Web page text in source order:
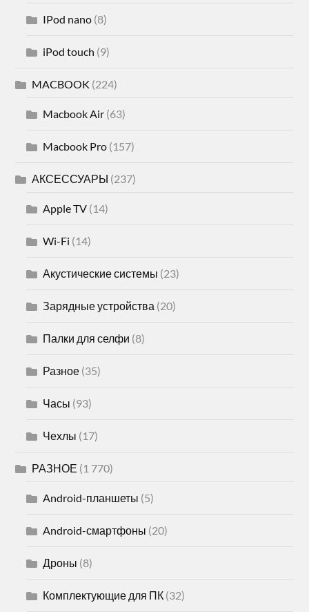
IPod nano (8)
iPod touch (9)
MACBOOK (224)
Macbook Air (63)
Macbook Pro (157)
АКСЕССУАРЫ (237)
Apple TV (14)
Wi-Fi (14)
Акустические системы (23)
Зарядные устройства (20)
Палки для селфи (8)
Разное (35)
Часы (93)
Чехлы (17)
РАЗНОЕ (1 770)
Android-планшеты (5)
Android-смартфоны (20)
Дроны (8)
Комплектующие для ПК (32)